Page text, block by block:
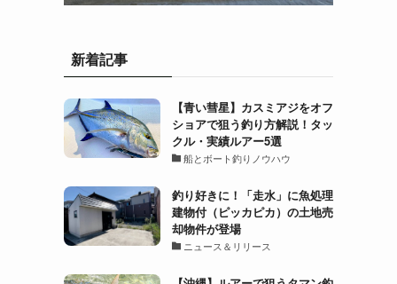
新着記事
【青い彗星】カスミアジをオフ
ショアで狙う釣り方解説！タッ
クル・実績ルアー5選
船とボート釣りノウハウ
釣り好きに！「走水」に魚処理
建物付（ピッカピカ）の土地売
却物件が登場
ニュース＆リリース